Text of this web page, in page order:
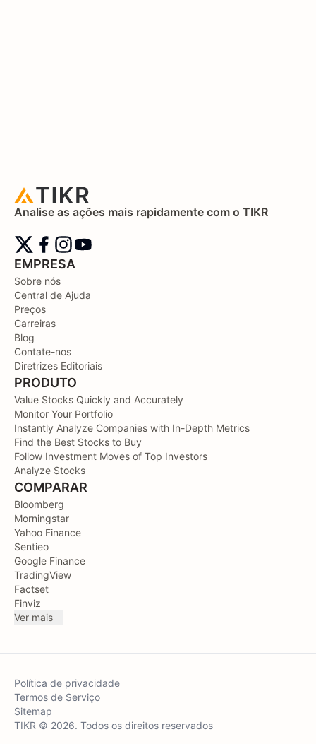
Analise as ações mais rapidamente com o TIKR
EMPRESA
Sobre nós
Central de Ajuda
Preços
Carreiras
Blog
Contate-nos
Diretrizes Editoriais
PRODUTO
Value Stocks Quickly and Accurately
Monitor Your Portfolio
Instantly Analyze Companies with In-Depth Metrics
Find the Best Stocks to Buy
Follow Investment Moves of Top Investors
Analyze Stocks
COMPARAR
Bloomberg
Morningstar
Yahoo Finance
Sentieo
Google Finance
TradingView
Factset
Finviz
Ver mais
Política de privacidade
Termos de Serviço
Sitemap
TIKR © 2026. Todos os direitos reservados